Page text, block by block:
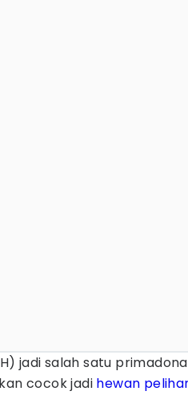
jadi salah satu
cocok jadi hewan